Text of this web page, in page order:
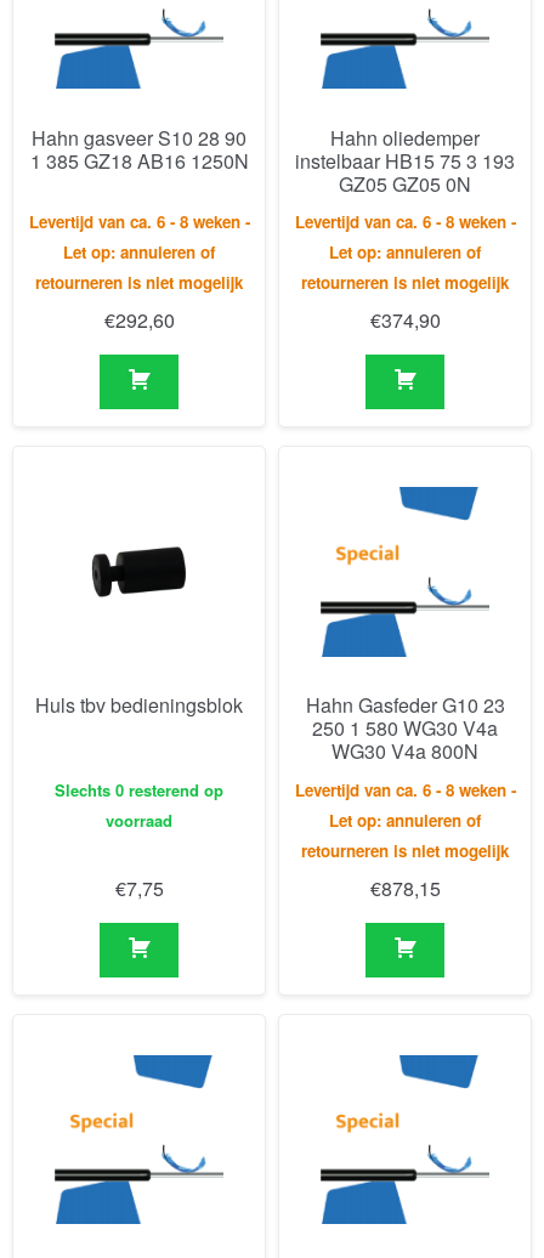
Hahn gasveer S10 28 90
1 385 GZ18 AB16 1250N
Levertijd van ca. 6 - 8 weken -
Let op: annuleren of
retourneren is niet mogelijk
€292,60
Hahn oliedemper
instelbaar HB15 75 3 193
GZ05 GZ05 0N
Levertijd van ca. 6 - 8 weken -
Let op: annuleren of
retourneren is niet mogelijk
€374,90
Huls tbv bedieningsblok
Slechts 0 resterend op
voorraad
€7,75
Hahn Gasfeder G10 23
250 1 580 WG30 V4a
WG30 V4a 800N
Levertijd van ca. 6 - 8 weken -
Let op: annuleren of
retourneren is niet mogelijk
€878,15